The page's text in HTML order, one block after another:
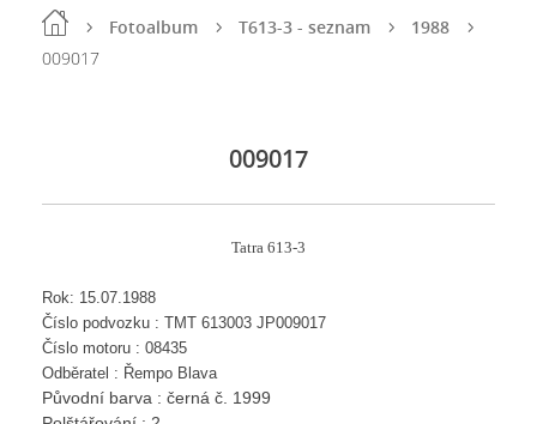
Fotoalbum T613-3 - seznam
1988
009017
009017
Tatra 613-3
Rok: 15.07.1988
Číslo podvozku : TMT 613003 JP009017
Číslo motoru : 08435
Odběratel : Řempo Blava
Původní barva : černá č. 1999